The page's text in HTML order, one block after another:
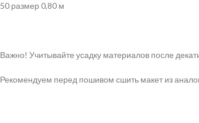
50 размер 0,80 м
Важно! Учитывайте усадку материалов после
Рекомендуем перед пошивом сшить макет из